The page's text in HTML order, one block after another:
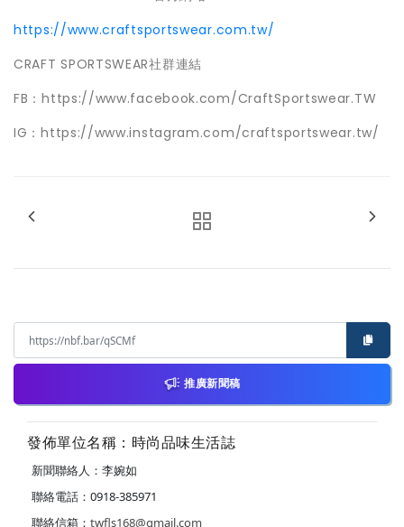
https://www.craftsportswear.com.tw/
CRAFT SPORTSWEAR社群連結
FB：https://www.facebook.com/CraftSportswear.TW
IG：https://www.instagram.com/craftsportswear.tw/
推廣新聞稿
發佈單位名稱：時尚品味生活誌
新聞聯絡人：李婉如
聯絡電話：0918-385971
聯絡信箱： twfls168@gmail.com